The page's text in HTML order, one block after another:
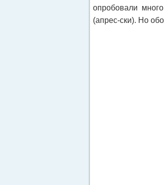
опробовали
(апрес-ски). Но